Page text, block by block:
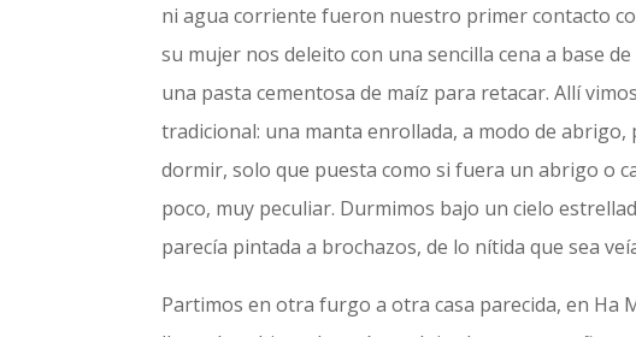
ni agua corriente fueron nuestro primer contacto
su mujer nos deleito con una sencilla cena a base
una pasta cementosa de maíz para retacar. Allí
tradicional: una manta enrollada, a modo de abrigo,
dormir, solo que puesta como si fuera un abrigo o
poco, muy peculiar. Durmimos bajo un cielo
parecía pintada a brochazos, de lo nítida que sea
Partimos en otra furgo a otra casa parecida, en Ha